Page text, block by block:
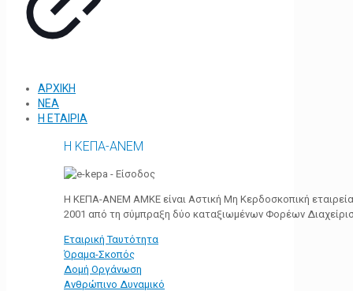
ΑΡΧΙΚΗ
ΝΕΑ
Η ΕΤΑΙΡΙΑ
Η ΚΕΠΑ-ΑΝΕΜ
Η ΚΕΠΑ-ΑΝΕΜ ΑΜΚΕ είναι Αστική Μη Κερδοσκοπική
2001 από τη σύμπραξη δύο καταξιωμένων Φορέων
Εταιρική Ταυτότητα
Όραμα-Σκοπός
Δομή Οργάνωση
Ανθρώπινο Δυναμικό